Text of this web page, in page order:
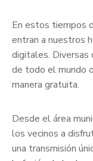
En estos tiempos
entran a nuestros
digitales. Diversas
de todo el mundo
manera gratuita.
Desde el área
los vecinos a
una transmisión